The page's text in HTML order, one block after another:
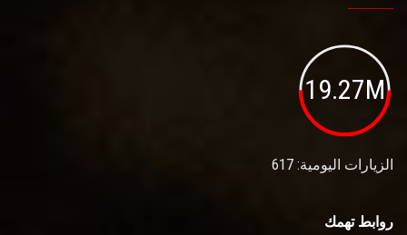
19.27M
الزيارات اليومية: 617
روابط تهمك